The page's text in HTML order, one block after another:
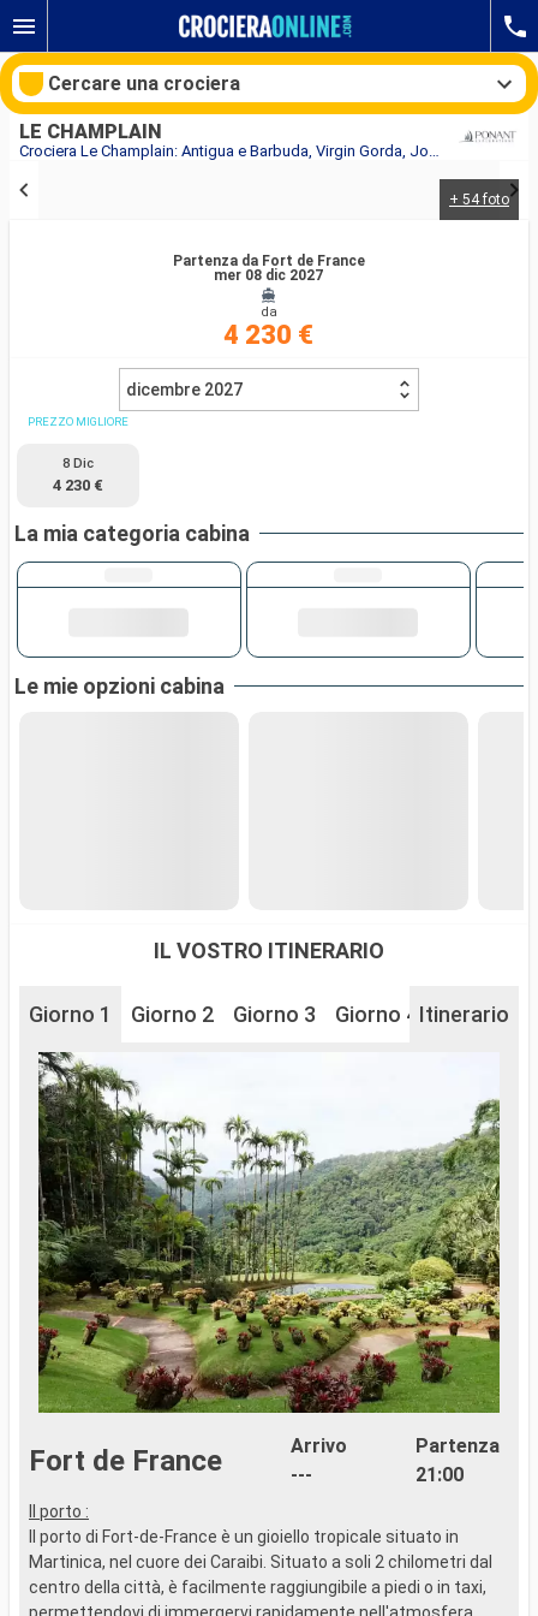
Crociera Le Champlain: Antigua e Barbuda, Virgin Gorda, Jost Van Dyke, Francia, Guadalupa, Martinica in partenza da Fort de France
LE CHAMPLAIN
+ 54 foto
Partenza da Fort de France
mer 08 dic 2027
da
4 230 €
dicembre 2027
PREZZO MIGLIORE
8 Dic
4 230 €
La mia categoria cabina
Le mie opzioni cabina
IL VOSTRO ITINERARIO
Giorno 1 Giorno 2 Giorno 3 Giorno 4 Giorno 5
Itinerario
Fort de France
Arrivo
---
Partenza
21:00
Il porto :
Il porto di Fort-de-France è un gioiello tropicale situato in
Martinica, nel cuore dei Caraibi. Situato a soli 2 chilometri dal
centro della città, è facilmente raggiungibile a piedi o in taxi,
Cercare una crociera
Mesi di partenza